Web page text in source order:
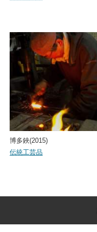
博多鋏(2015)
伝統工芸品